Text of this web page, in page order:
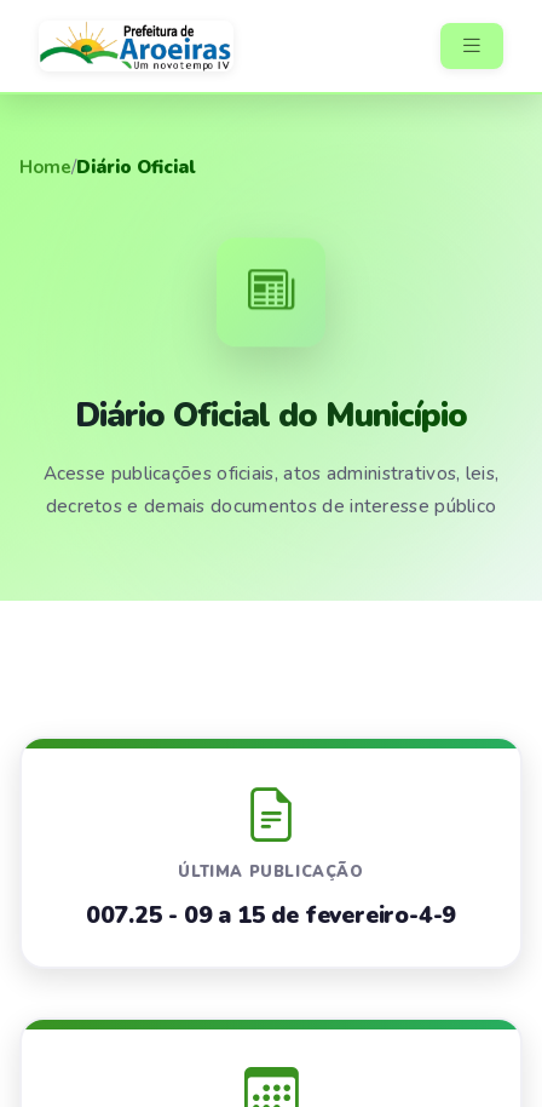
Home/Diário Oficial
Diário Oficial do Município
Acesse publicações oficiais, atos administrativos, leis,
decretos e demais documentos de interesse público
ÚLTIMA PUBLICAÇÃO
007.25 - 09 a 15 de fevereiro-4-9